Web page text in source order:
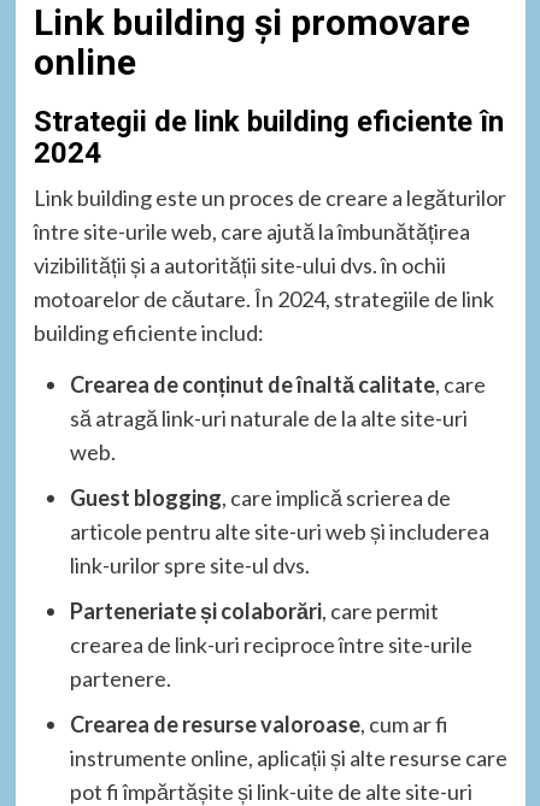
Link building și promovare
online
Strategii de link building eficiente în
2024
Link building este un proces de creare a legăturilor
între site-urile web, care ajută la îmbunătățirea
vizibilității și a autorității site-ului dvs. în ochii
motoarelor de căutare. În 2024, strategiile de link
building eficiente includ:
Crearea de conținut de înaltă calitate, care
să atragă link-uri naturale de la alte site-uri
web.
Guest blogging, care implică scrierea de
articole pentru alte site-uri web și includerea
link-urilor spre site-ul dvs.
Parteneriate și colaborări, care permit
crearea de link-uri reciproce între site-urile
partenere.
Crearea de resurse valoroase, cum ar fi
instrumente online, aplicații și alte resurse care
pot fi împărtășite și link-uite de alte site-uri